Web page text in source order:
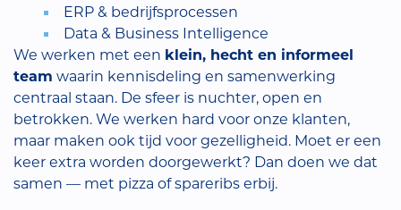
ERP & bedrijfsprocessen
Data & Business Intelligence
We werken met een klein, hecht en informeel
team waarin kennisdeling en samenwerking
centraal staan. De sfeer is nuchter, open en
betrokken. We werken hard voor onze klanten,
maar maken ook tijd voor gezelligheid. Moet er een
keer extra worden doorgewerkt? Dan doen we dat
samen — met pizza of spareribs erbij.